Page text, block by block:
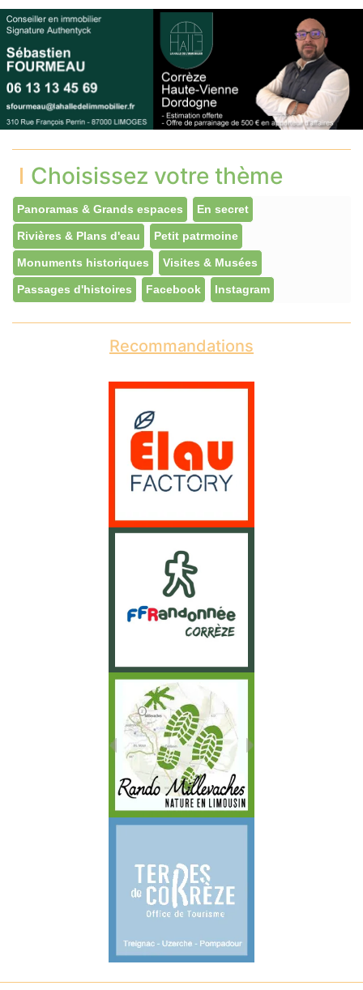
Choisissez votre thème
Panoramas & Grands espaces En secret
Rivières & Plans d'eau Petit patrmoine
Monuments historiques Visites & Musées
Passages d'histoires Facebook Instagram
Recommandations